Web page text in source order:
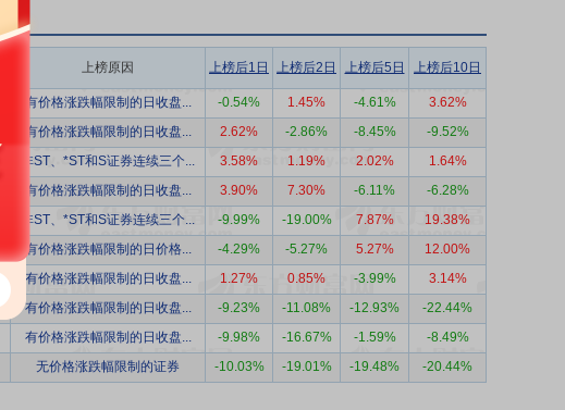
上榜原因 上榜后1日 上榜后2日 上榜后5日 上榜后10日
有价格涨跌幅限制的日收盘... -0.54% 1.45% -4.61%
3.62%
有价格涨跌幅限制的日收盘... 2.62% -2.86% -8.45%
-9.52%
非ST、*ST和S证券连续三个... 3.58% 1.19% 2.02%
1.64%
有价格涨跌幅限制的日收盘... 3.90% 7.30% -6.11%
-6.28%
非ST、*ST和S证券连续三个... -9.99% -19.00% 7.87%
19.38%
有价格涨跌幅限制的日价格... -4.29% -5.27% 5.27%
12.00%
有价格涨跌幅限制的日收盘... 1.27% 0.85% -3.99%
3.14%
有价格涨跌幅限制的日收盘... -9.23% -11.08% -12.93%
-22.44%
有价格涨跌幅限制的日收盘... -9.98% -16.67% -1.59%
-8.49%
无价格涨跌幅限制的证券 -10.03% -19.01% -19.48% -20.44%